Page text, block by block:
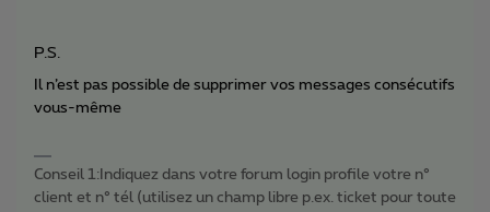
P.S.
Il n’est pas possible de supprimer vos messages consécutifs
vous-même
Conseil 1:Indiquez dans votre forum login profile votre n°
client et n° tél (utilisez un champ libre p.ex. ticket pour toute